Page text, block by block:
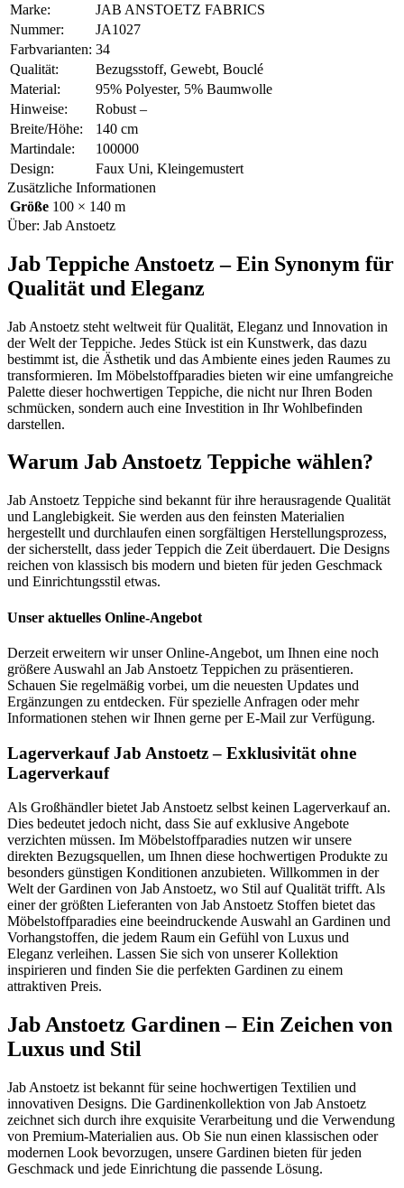
Marke:
JAB ANSTOETZ FABRICS
Nummer:
JA1027
Farbvarianten: 34
Qualität:
Bezugsstoff, Gewebt, Bouclé
Material:
95% Polyester, 5% Baumwolle
Hinweise:
Robust –
Breite/Höhe:
140 cm
Martindale:
100000
Design:
Faux Uni, Kleingemustert
Zusätzliche Informationen
Größe 100 × 140 m
Über: Jab Anstoetz
Jab Teppiche Anstoetz – Ein Synonym für
Qualität und Eleganz
Jab Anstoetz steht weltweit für Qualität, Eleganz und Innovation in
der Welt der Teppiche. Jedes Stück ist ein Kunstwerk, das dazu
bestimmt ist, die Ästhetik und das Ambiente eines jeden Raumes zu
transformieren. Im Möbelstoffparadies bieten wir eine umfangreiche
Palette dieser hochwertigen Teppiche, die nicht nur Ihren Boden
schmücken, sondern auch eine Investition in Ihr Wohlbefinden
darstellen.
Warum Jab Anstoetz Teppiche wählen?
Jab Anstoetz Teppiche sind bekannt für ihre herausragende Qualität
und Langlebigkeit. Sie werden aus den feinsten Materialien
hergestellt und durchlaufen einen sorgfältigen Herstellungsprozess,
der sicherstellt, dass jeder Teppich die Zeit überdauert. Die Designs
reichen von klassisch bis modern und bieten für jeden Geschmack
und Einrichtungsstil etwas.
Unser aktuelles Online-Angebot
Derzeit erweitern wir unser Online-Angebot, um Ihnen eine noch
größere Auswahl an Jab Anstoetz Teppichen zu präsentieren.
Schauen Sie regelmäßig vorbei, um die neuesten Updates und
Ergänzungen zu entdecken. Für spezielle Anfragen oder mehr
Informationen stehen wir Ihnen gerne per E-Mail zur Verfügung.
Lagerverkauf Jab Anstoetz – Exklusivität ohne
Lagerverkauf
Als Großhändler bietet Jab Anstoetz selbst keinen Lagerverkauf an.
Dies bedeutet jedoch nicht, dass Sie auf exklusive Angebote
verzichten müssen. Im Möbelstoffparadies nutzen wir unsere
direkten Bezugsquellen, um Ihnen diese hochwertigen Produkte zu
besonders günstigen Konditionen anzubieten. Willkommen in der
Welt der Gardinen von Jab Anstoetz, wo Stil auf Qualität trifft. Als
einer der größten Lieferanten von Jab Anstoetz Stoffen bietet das
Möbelstoffparadies eine beeindruckende Auswahl an Gardinen und
Vorhangstoffen, die jedem Raum ein Gefühl von Luxus und
Eleganz verleihen. Lassen Sie sich von unserer Kollektion
inspirieren und finden Sie die perfekten Gardinen zu einem
attraktiven Preis.
Jab Anstoetz Gardinen – Ein Zeichen von
Luxus und Stil
Jab Anstoetz ist bekannt für seine hochwertigen Textilien und
innovativen Designs. Die Gardinenkollektion von Jab Anstoetz
zeichnet sich durch ihre exquisite Verarbeitung und die Verwendung
von Premium-Materialien aus. Ob Sie nun einen klassischen oder
modernen Look bevorzugen, unsere Gardinen bieten für jeden
Geschmack und jede Einrichtung die passende Lösung.